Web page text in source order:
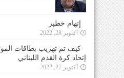
إتهام خطير
أكتوبر 28, 2022
كيف تم تهريب بطاقات
إتحاد كرة القدم اللبناني
أكتوبر 27, 2022